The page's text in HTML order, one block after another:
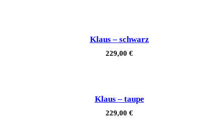
Klaus – schwarz
229,00 €
Klaus – taupe
229,00 €